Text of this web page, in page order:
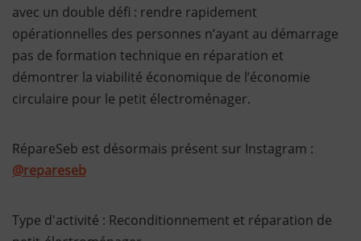
avec un double défi : rendre rapidement
opérationnelles des personnes n’ayant au démarrage
pas de formation technique en réparation et
démontrer la viabilité économique de l’économie
circulaire pour le petit électroménager.
RépareSeb est désormais présent sur Instagram :
@repareseb
Type d'activité : Reconditionnement et réparation de